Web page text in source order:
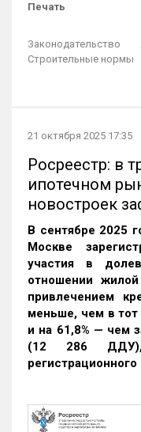
Печать
Законодательство
Строительные нормы
21 октября 2025 17:35
Росреестр: в
ипотечном
новостроек
В сентябре 2025
Москве
участия в
отношении
привлечением
меньше, чем в
и на 61,8% — чем
(12 286 ДДУ)